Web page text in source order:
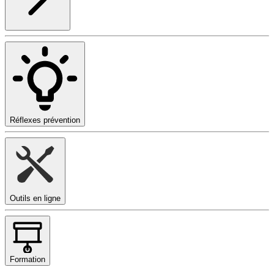
Réflexes prévention
Outils en ligne
Formation